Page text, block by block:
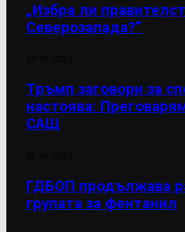
„Избра ли
Северозапада?“
Тръмп заговори за
настоява:
САЩ
ГДБОП продължава
групата за фентанил